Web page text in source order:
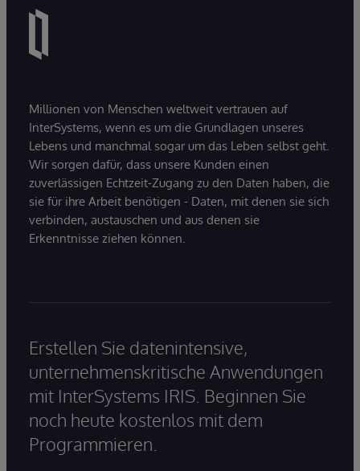
Millionen von Menschen weltweit vertrauen auf
InterSystems, wenn es um die Grundlagen unseres
Lebens und manchmal sogar um das Leben selbst geht.
Wir sorgen dafür, dass unsere Kunden einen
zuverlässigen Echtzeit-Zugang zu den Daten haben, die
sie für ihre Arbeit benötigen - Daten, mit denen sie sich
verbinden, austauschen und aus denen sie
Erkenntnisse ziehen können.
Erstellen Sie datenintensive,
unternehmenskritische Anwendungen
mit InterSystems IRIS. Beginnen Sie
noch heute kostenlos mit dem
Programmieren.